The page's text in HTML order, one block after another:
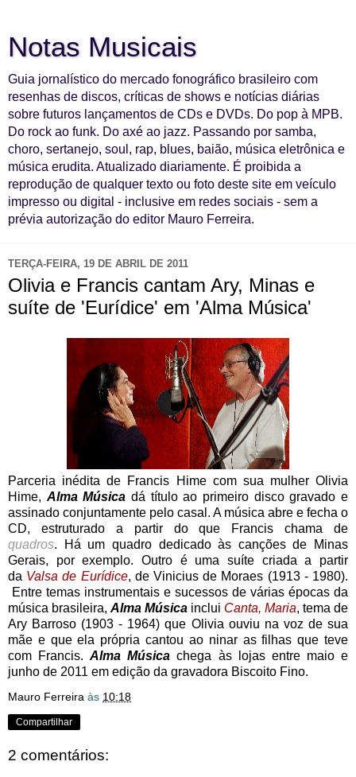
Notas Musicais
Guia jornalístico do mercado fonográfico brasileiro com
resenhas de discos, críticas de shows e notícias diárias
sobre futuros lançamentos de CDs e DVDs. Do pop à MPB.
Do rock ao funk. Do axé ao jazz. Passando por samba,
choro, sertanejo, soul, rap, blues, baião, música eletrônica e
música erudita. Atualizado diariamente. É proibida a
reprodução de qualquer texto ou foto deste site em veículo
impresso ou digital - inclusive em redes sociais - sem a
prévia autorização do editor Mauro Ferreira.
TERÇA-FEIRA, 19 DE ABRIL DE 2011
Olivia e Francis cantam Ary, Minas e
suíte de 'Eurídice' em 'Alma Música'
Parceria inédita de Francis Hime com sua mulher Olivia
Hime, Alma Música dá título ao primeiro disco gravado e
assinado conjuntamente pelo casal. A música abre e fecha o
CD, estruturado a partir do que Francis chama de
quadros. Há um quadro dedicado às canções de Minas
Gerais, por exemplo. Outro é uma suíte criada a partir
da Valsa de Eurídice, de Vinicius de Moraes (1913 - 1980).
Entre temas instrumentais e sucessos de várias épocas da
música brasileira, Alma Música inclui Canta, Maria, tema de
Ary Barroso (1903 - 1964) que Olivia ouviu na voz de sua
mãe e que ela própria cantou ao ninar as filhas que teve
com Francis.Alma Música chega às lojas entre maio e
junho de 2011 em edição da gravadora Biscoito Fino.
Mauro Ferreira às 10:18
Compartilhar
2 comentários: